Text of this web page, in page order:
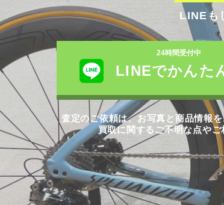
LINEも
24時間受付中
LINEでかんた
査定のご依頼は、お写真と商品情報
買取に関するご不明な点や